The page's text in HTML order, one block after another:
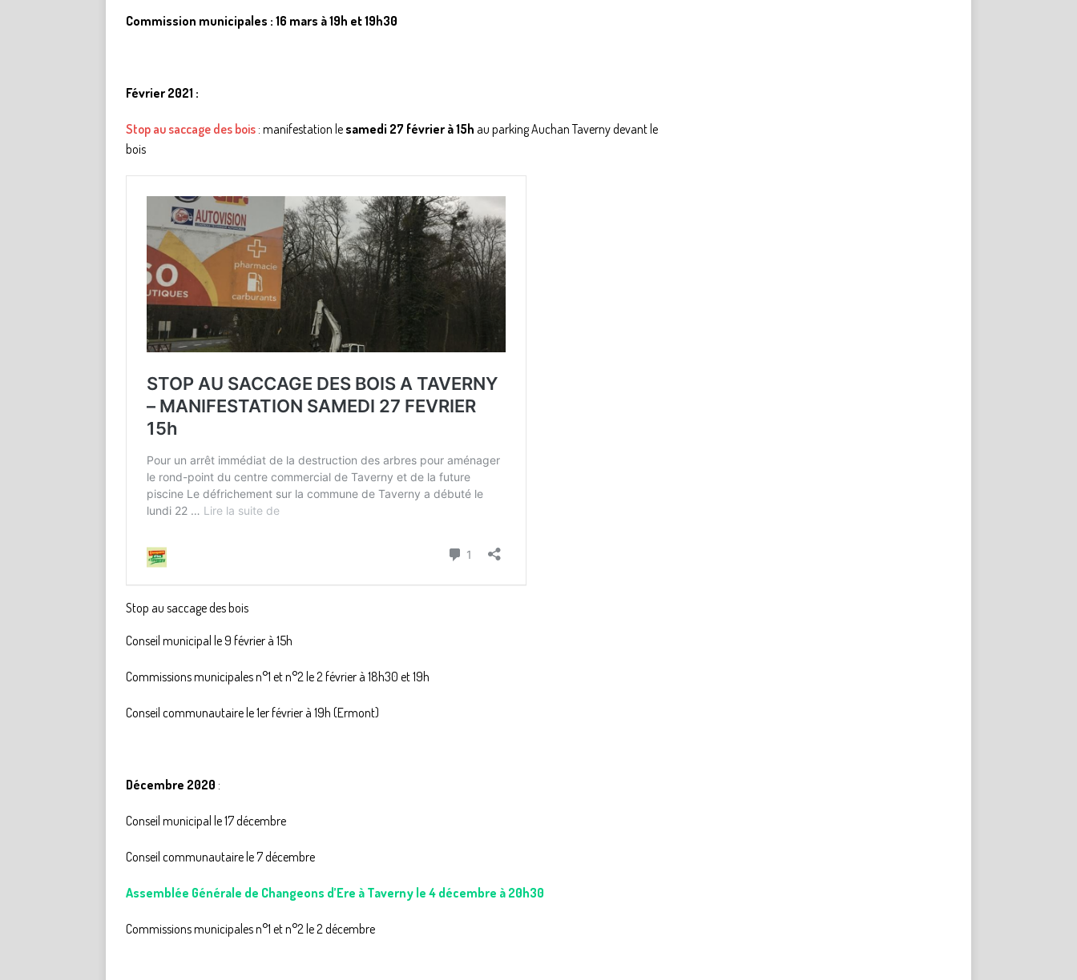
Commission municipales : 16 mars à 19h et 19h30
Février 2021 :
Stop au saccage des bois : manifestation le samedi 27 février à 15h au parking Auchan Taverny devant le
bois
Stop au saccage des bois
Conseil municipal le 9 février à 15h
Commissions municipales n°1 et n°2 le 2 février à 18h30 et 19h
Conseil communautaire le 1er février à 19h (Ermont)
Décembre 2020 :
Conseil municipal le 17 décembre
Conseil communautaire le 7 décembre
Assemblée Générale de Changeons d’Ere à Taverny le 4 décembre à 20h30
Commissions municipales n°1 et n°2 le 2 décembre